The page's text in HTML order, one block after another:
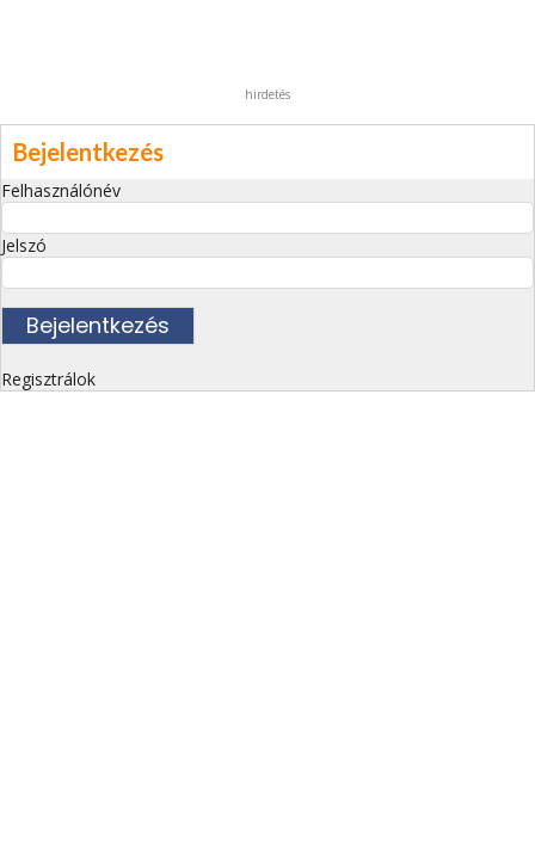
hirdetés
Bejelentkezés
Felhasználónév
Jelszó
Regisztrálok